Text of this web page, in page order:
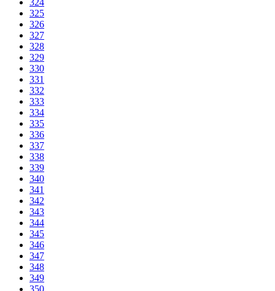
325
326
327
328
329
330
331
332
333
334
335
336
337
338
339
340
341
342
343
344
345
346
347
348
349
350